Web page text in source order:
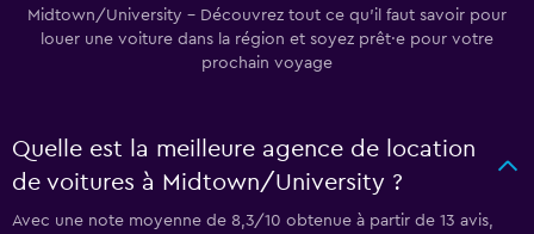
Midtown/University - Découvrez tout ce qu’il faut savoir pour
louer une voiture dans la région et soyez prêt·e pour votre
prochain voyage
Quelle est la meilleure agence de location
de voitures à Midtown/University ?
Avec une note moyenne de 8,3/10 obtenue à partir de 13 avis,